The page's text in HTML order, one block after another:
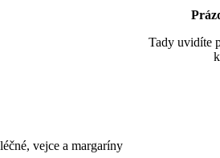
vejce a margaríny
Tady uvidíte